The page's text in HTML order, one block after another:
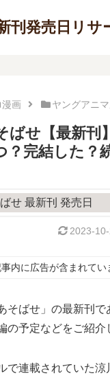
刊発売日リサ
漫画 ヤングアニ
ばせ【最新刊
？完結した？
2023-
内に広告が含まれてい
そばせ」の最新刊で
の予定などをご紹介
で連載されていた涼